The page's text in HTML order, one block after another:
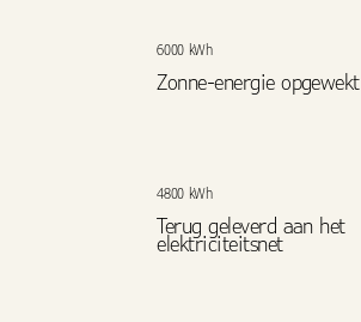
6000 kWh
Zonne-energie opgewekt
4800 kWh
Terug geleverd aan het
elektriciteitsnet